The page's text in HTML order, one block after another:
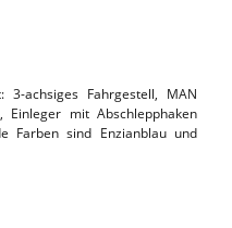
achsiges Fahrgestell, MAN
Einleger mit Abschlepphaken
Farben sind Enzianblau und